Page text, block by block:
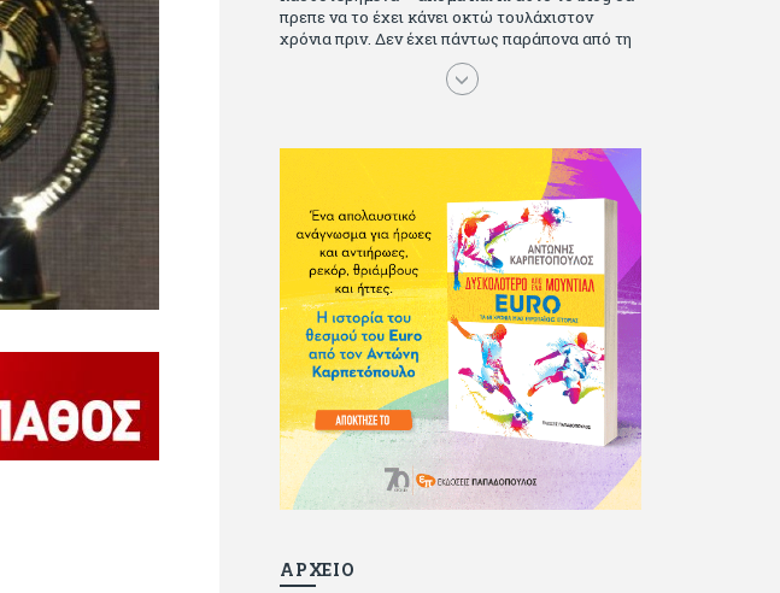
πρεπε να το έχει κάνει οκτώ τουλάχιστον
χρόνια πριν. Δεν έχει πάντως παράπονα από τη
ζωή του, ούτε και απωθημένα. Πέρασε ωραία
παιδικά χρόνια διαβάζοντας πολλά και σοβαρά
αρκετό Ιούλιο Βέρν πριν τον κερδίσουν τα
αστυνομικά), απέκτησε τους σωστούς φίλους
κυρίως γιατί του άρεσε να κάνει παρέα με
μεγαλύτερους. Μεγαλώνοντας σπούδασε, έζησε
πολύ στο εξωτερικό, είδε εκατοντάδες ταινίες
κι έγραφε και στο περιοδικό Σινεμά, είχε
κάποιες αισθηματικές περιπέτειες που
σκόρπισαν γέλιο στους φίλους του - αν όχι και
στον ίδιο. Πήγε στρατό κανονικά στα σύνορα
και διατήρησε μια καλή σχέση με την οικογένεια
του, την οποία αισθάνεται πως διάφορες φορές
έφερε σε δύσκολη θέση. Κείμενο με την
υπογραφή του πρωτοδημοσιεύτηκε στο
Φίλαθλο το 1992. Επέστρεψε οριστικά στην
Ελλάδα το 1998, δούλεψε για πολλούς (αφού
δυσκολεύεται να πει όχι), και κάποιοι, αν όχι και
όλοι, τον πλήρωσαν κι έμειναν και
ευχαριστημένοι από τη συνεργασία. Σήμερα
κλείσει εικοσαετία) και στη Sportday. Επαίρεται
ότι λίγοι έχουν δει περισσότερο ποδόσφαιρο
ΑΡΧΕΙΟ